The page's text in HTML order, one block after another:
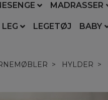
MADRASSER
LEGETØJ BABY
HYLDER